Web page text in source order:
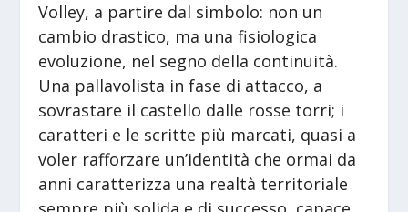
Volley, a partire dal simbolo: non un
cambio drastico, ma una fisiologica
evoluzione, nel segno della continuità.
Una pallavolista in fase di attacco, a
sovrastare il castello dalle rosse torri; i
caratteri e le scritte più marcati, quasi a
voler rafforzare un’identità che ormai da
anni caratterizza una realtà territoriale